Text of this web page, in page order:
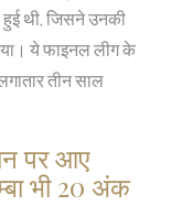
हुई थी, जिसने उनकी
ये फाइनल लीग के
तीन साल
पर आए
भी 20 अंक